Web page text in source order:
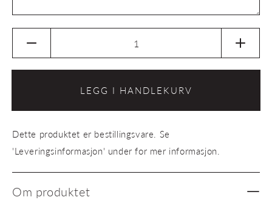
antallet
for
AV21
Øk
for
AV21
LEGG I HANDLEKURV
Dette produktet er bestillingsvare. Se
'Leveringsinformasjon' under for mer informasjon.
Om produktet